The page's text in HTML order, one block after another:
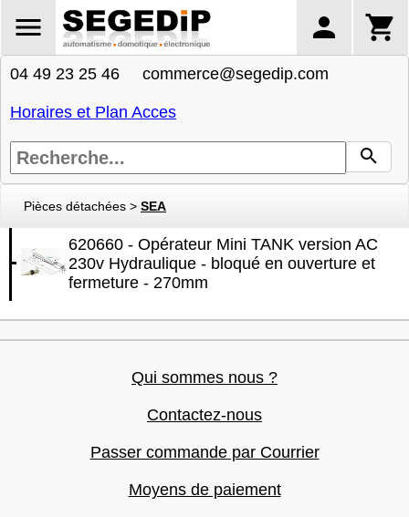
04 49 23 25 46 commerce@segedip.com
Horaires et Plan Acces
Pièces détachées > SEA
620660 - Opérateur Mini TANK version AC
230v Hydraulique - bloqué en ouverture et
fermeture - 270mm
Qui sommes nous ?
Contactez-nous
Passer commande par Courrier
Moyens de paiement